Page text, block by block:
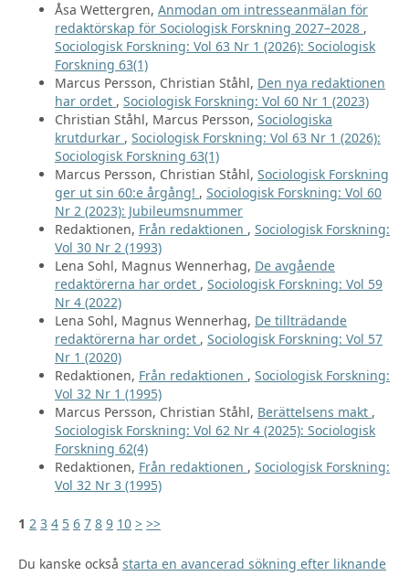
Åsa Wettergren, Anmodan om intresseanmälan för
redaktörskap för Sociologisk Forskning 2027–2028 ,
Sociologisk Forskning: Vol 63 Nr 1 (2026): Sociologisk
Forskning 63(1)
Marcus Persson, Christian Ståhl, Den nya redaktionen
har ordet , Sociologisk Forskning: Vol 60 Nr 1 (2023)
Christian Ståhl, Marcus Persson, Sociologiska
krutdurkar , Sociologisk Forskning: Vol 63 Nr 1 (2026):
Sociologisk Forskning 63(1)
Marcus Persson, Christian Ståhl, Sociologisk Forskning
ger ut sin 60:e årgång! , Sociologisk Forskning: Vol 60
Nr 2 (2023): Jubileumsnummer
Redaktionen, Från redaktionen , Sociologisk Forskning:
Vol 30 Nr 2 (1993)
Lena Sohl, Magnus Wennerhag, De avgående
redaktörerna har ordet , Sociologisk Forskning: Vol 59
Nr 4 (2022)
Lena Sohl, Magnus Wennerhag, De tillträdande
redaktörerna har ordet , Sociologisk Forskning: Vol 57
Nr 1 (2020)
Redaktionen, Från redaktionen , Sociologisk Forskning:
Vol 32 Nr 1 (1995)
Marcus Persson, Christian Ståhl, Berättelsens makt ,
Sociologisk Forskning: Vol 62 Nr 4 (2025): Sociologisk
Forskning 62(4)
Redaktionen, Från redaktionen , Sociologisk Forskning:
Vol 32 Nr 3 (1995)
1 2 3 4 5 6 7 8 9 10 > >>
Du kanske också starta en avancerad sökning efter liknande